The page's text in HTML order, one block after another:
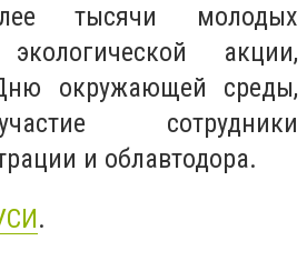
тысячи молодых
акции,
окружающей среды,
сотрудники
и облавтодора.
.